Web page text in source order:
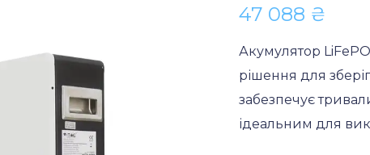
47 088 ₴
Акумулятор
рішення для
забезпечує
ідеальним для